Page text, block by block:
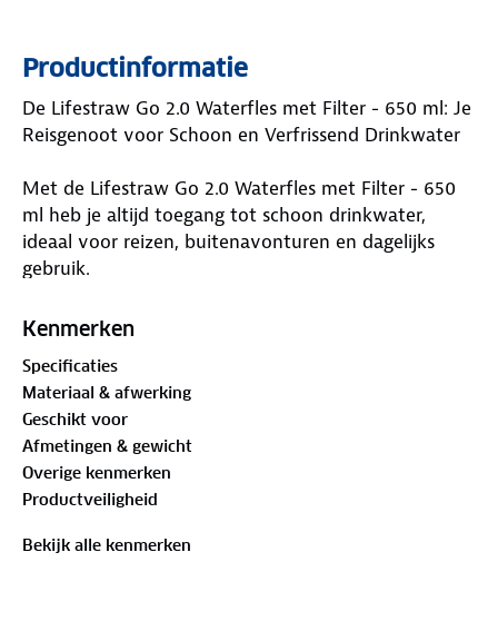
Productinformatie
De Lifestraw Go 2.0 Waterfles met Filter - 650 ml: Je
Reisgenoot voor Schoon en Verfrissend Drinkwater
Met de Lifestraw Go 2.0 Waterfles met Filter - 650
ml heb je altijd toegang tot schoon drinkwater,
ideaal voor reizen, buitenavonturen en dagelijks
gebruik.
Krachtige Filtratie
tegen bacteriën, parasieten, microplastics, zand, vuil
en troebelheid. Drink met vertrouwen, zelfs bij
luchthavenbadkamers, kranen in Mexico of
benzinestations.
Verbeterde Smaak
De koolstoffilter vermindert chloor, geurtjes en
Kenmerken
Specificaties
Materiaal & afwerking
Geschikt voor
Afmetingen & gewicht
Overige kenmerken
Productveiligheid
Bekijk alle kenmerken